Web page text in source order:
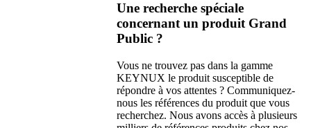
Une recherche spéciale
concernant un produit Grand
Public ?
Vous ne trouvez pas dans la gamme
KEYNUX le produit susceptible de
répondre à vos attentes ? Communiquez-
nous les références du produit que vous
recherchez. Nous avons accès à plusieurs